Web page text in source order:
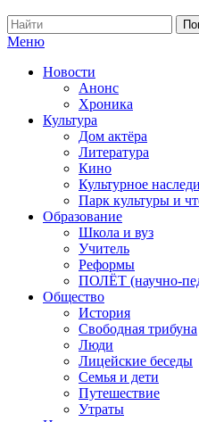
Меню
Новости
Анонс
Хроника
Культура
Дом актёра
Литература
Кино
Культурное
Парк культуры и
Образование
Школа и вуз
Учитель
Реформы
ПОЛЁТ (научно-
Общество
История
Свободная трибуна
Люди
Лицейские беседы
Семья и дети
Путешествие
Утраты